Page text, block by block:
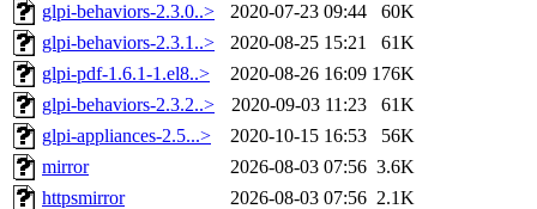
glpi-behaviors-2.3.0..>
2020-07-23 09:44
60K
glpi-behaviors-2.3.1..>
2020-08-25 15:21
61K
glpi-pdf-1.6.1-1.el8..>
2020-08-26 16:09 176K
glpi-behaviors-2.3.2..>
2020-09-03 11:23
61K
glpi-appliances-2.5...>
2020-10-15 16:53
56K
mirror
2026-08-03 07:56 3.6K
httpsmirror
2026-08-03 07:56 2.1K